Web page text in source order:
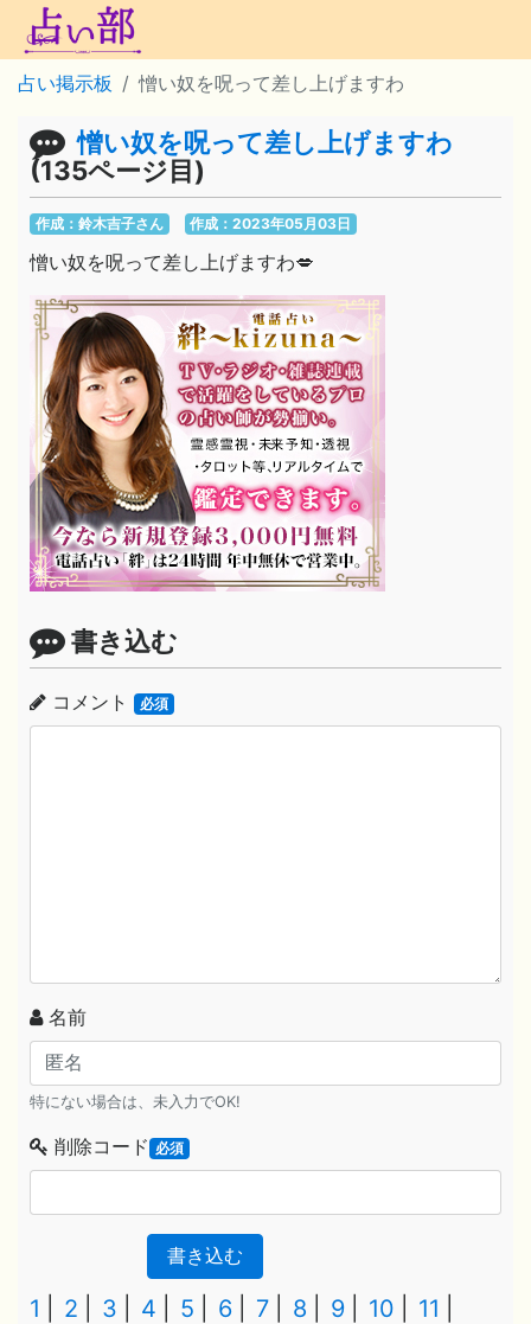
占い掲示板 憎い奴を呪って差し上げますわ
憎い奴を呪って差し上げますわ
(135ページ目)
作成：鈴木吉子さん 作成：2023年05月03日
憎い奴を呪って差し上げますわ💋
書き込む
コメント 必須
名前
特にない場合は、未入力でOK!
削除コード 必須
書き込む
1 2 3 4 5 6 7 8 9 10
11